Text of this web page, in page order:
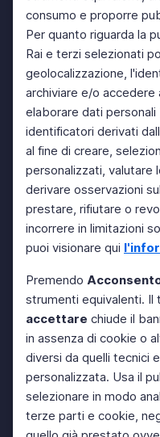
consumo e proporre
Per quanto riguarda la
Rai e terzi selezionati
geolocalizzazione,
archiviare e/o accedere
elaborare dati
identificatori derivati
al fine di creare,
personalizzati, valutare
derivare osservazioni
prestare, rifiutare o
incorrere in limitazioni
puoi visionare qui
Premendo
strumenti equivalenti. Il
accettare chiude il
in assenza di cookie o
diversi da quelli tecnici
personalizzata. Usa il
selezionare in modo
terze parti e cookie,